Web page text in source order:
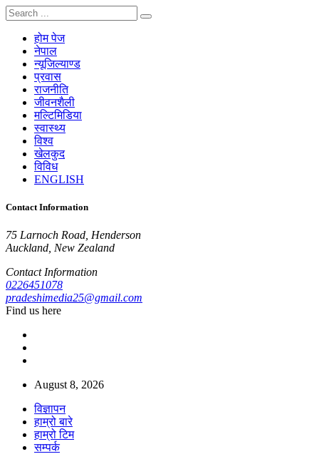
होम पेज
नेपाल
न्यूजिल्याण्ड
प्रवास
राजनीति
जीवनशैली
मल्टिमिडिया
स्वास्थ्य
विश्व
खेलकुद
विविध
ENGLISH
Contact Information
75 Larnoch Road, Henderson
Auckland, New Zealand
Contact Information
0226451078
pradeshimedia25@gmail.com
Find us here
August 8, 2026
विज्ञापन
हाम्रो बारे
हाम्रो टिम
सम्पर्क